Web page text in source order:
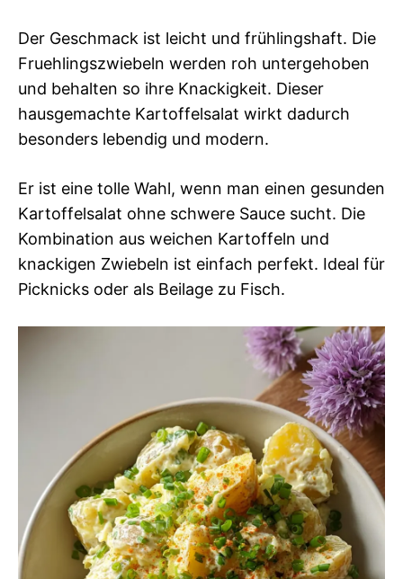
Der Geschmack ist leicht und frühlingshaft. Die
Fruehlingszwiebeln werden roh untergehoben
und behalten so ihre Knackigkeit. Dieser
hausgemachte Kartoffelsalat wirkt dadurch
besonders lebendig und modern.
Er ist eine tolle Wahl, wenn man einen gesunden
Kartoffelsalat ohne schwere Sauce sucht. Die
Kombination aus weichen Kartoffeln und
knackigen Zwiebeln ist einfach perfekt. Ideal für
Picknicks oder als Beilage zu Fisch.